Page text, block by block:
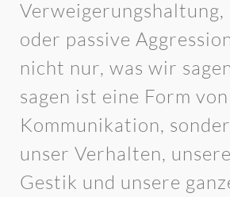
Verweigerungshaltung,
oder passive
nicht nur, was wir
sagen ist eine Form von
Kommunikation,
unser Verhalten,
Gestik und unsere